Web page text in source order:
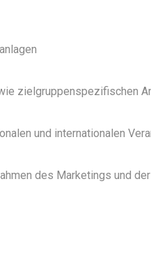
zielgruppenspezifischen
und internationalen
des Marketings und